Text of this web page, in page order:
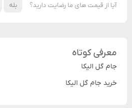
آیا از قیمت های ما رضایت دارید؟ بله
معرفی کوتاه
جام گل الیکا
خرید جام گل الیکا